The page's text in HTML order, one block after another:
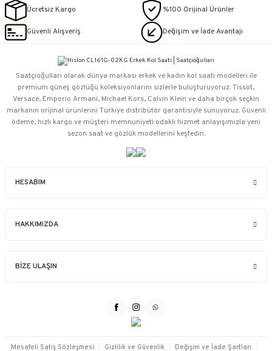
Ücretsiz Kargo %100 Orijinal Ürünler
Güvenli Alışveriş Değişim ve İade Avantajı
HESABIM
HAKKIMIZDA
BİZE ULAŞIN
Saatçioğulları⁠ olarak dünya markası erkek ve kadın kol saati modelleri ile
premium güneş gözlüğü koleksiyonlarını sizlerle buluşturuyoruz. Tissot,
Versace, Emporio Armani, Michael Kors, Calvin Klein ve daha birçok seçkin
markanın orijinal ürünlerini Türkiye distribütör garantisiyle sunuyoruz. Güvenli
ödeme, hızlı kargo ve müşteri memnuniyeti odaklı hizmet anlayışımızla yeni
sezon saat ve gözlük modellerini keşfedin.
Mesafeli Satış Sözleşmesi Gizlilik ve Güvenlik Değişim ve İade Şartları